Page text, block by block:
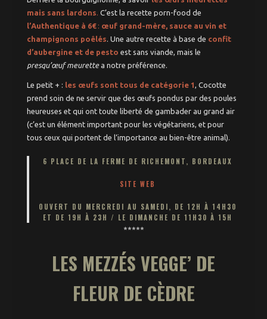
mais sans lardons. C’est la recette porn-food de
l’Authentique à 6€: œuf grand-mère, sauce au vin et
champignons poêlés. Une autre recette à base de confit
d’aubergine et de pesto est sans viande, mais le
presqu’œuf meurettea notre préférence.
Le petit + : les œufs sont tous de catégorie 1, Cocotte
prend soin de ne servir que des œufs pondus par des poules
heureuses et qui ont toute liberté de gambader au grand air
(c’est un élément important pour les végétariens, et pour
tous ceux qui portent de l‘importance au bien-être animal).
6 PLACE DE LA FERME DE RICHEMONT, BORDEAUX
SITE WEB
OUVERT DU MERCREDI AU SAMEDI, DE 12H À 14H30
ET DE 19H À 23H / LE DIMANCHE DE 11H30 À 15H
*****
LES MEZZÉS VEGGE’ DE
FLEUR DE CÈDRE